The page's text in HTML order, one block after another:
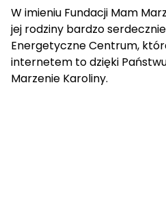
W imieniu Fundacji Mam
jej rodziny bardzo
Energetyczne Centrum,
internetem to dzięki Państwu
Marzenie Karoliny.